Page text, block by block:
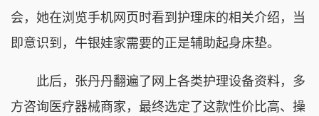
会，她在浏览手机网页时看到护理床的相关介绍，当
即意识到，牛银娃家需要的正是辅助起身床垫。
此后，张丹丹翻遍了网上各类护理设备资料，多
方咨询医疗器械商家，最终选定了这款性价比高、操